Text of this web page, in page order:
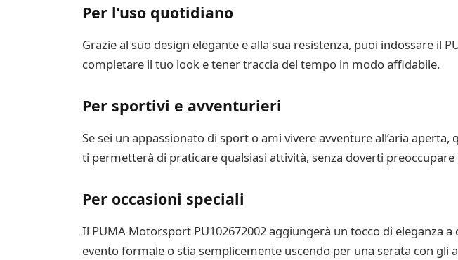
Per l’uso quotidiano
Grazie al suo design elegante e alla sua resistenza, puoi indossare il
completare il tuo look e tener traccia del tempo in modo affidabile.
Per sportivi e avventurieri
Se sei un appassionato di sport o ami vivere avventure all’aria
ti permetterà di praticare qualsiasi attività, senza doverti
Per occasioni speciali
Il PUMA Motorsport PU102672002 aggiungerà un tocco di eleganza
evento formale o stia semplicemente uscendo per una serata con